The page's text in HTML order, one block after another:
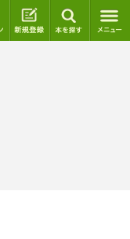
ログイン 新規登録